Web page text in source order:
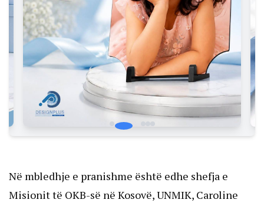
Në mbledhje e pranishme është edhe shefja e
Misionit të OKB-së në Kosovë, UNMIK, Caroline